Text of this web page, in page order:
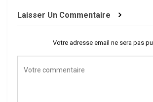
Laisser Un Commentaire
Votre adresse email ne sera pas